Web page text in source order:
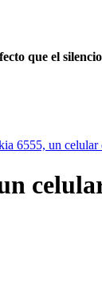
que el
6555, un celular